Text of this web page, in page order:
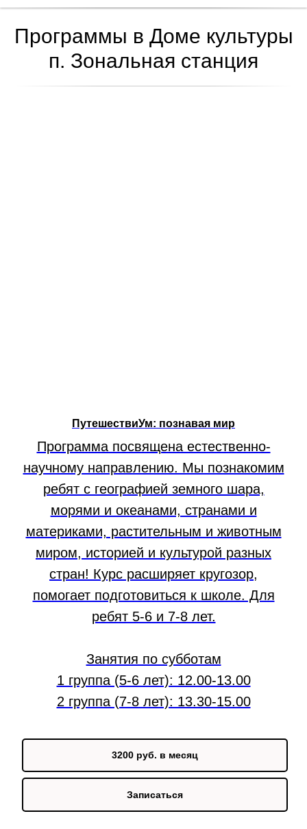
Программы в Доме культуры
п. Зональная станция
ПутешествиУм: познавая мир
Программа посвящена естественно-
научному направлению. Мы познакомим
ребят с географией земного шара,
морями и океанами, странами и
материками, растительным и животным
миром, историей и культурой разных
стран! Курс расширяет кругозор,
помогает подготовиться к школе. Для
ребят 5-6 и 7-8 лет.
Занятия по субботам
1 группа (5-6 лет): 12.00-13.00
2 группа (7-8 лет): 13.30-15.00
3200 руб. в месяц
Записаться